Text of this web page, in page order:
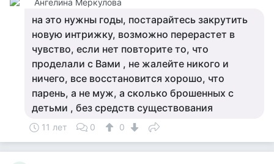
Ангелина Меркулова
на это нужны годы, постарайтесь закрутить
новую интрижку, возможно перерастет в
чувство, если нет повторите то, что
проделали с Вами , не жалейте никого и
ничего, все восстановится хорошо, что
парень, а не муж, а сколько брошенных с
детьми , без средств существования
11 лет 0 0